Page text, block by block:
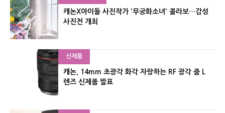
캐논X아이돌 사진작가 '무궁화소녀' 콜라보…감성
사진전 개최
신제품
캐논, 14mm 초광각 화각 자랑하는 RF 광각 줌 L
렌즈 신제품 발표